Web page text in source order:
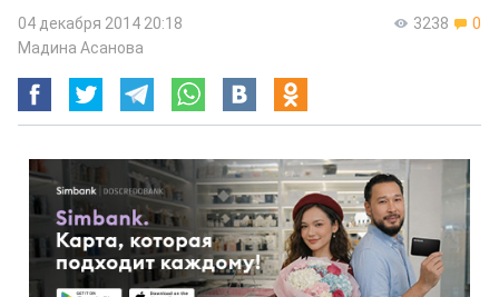
3238 0
04 декабря 2014 20:18
Мадина Асанова